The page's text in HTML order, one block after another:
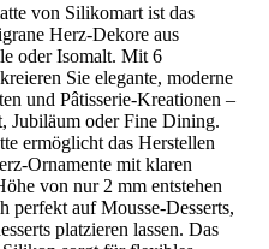
von Silikomart ist das
Herz-Dekore aus
oder Isomalt. Mit 6
Sie elegante, moderne
und Pâtisserie-Kreationen –
Jubiläum oder Fine Dining.
ermöglicht das Herstellen
Ornamente mit klaren
von nur 2 mm entstehen
perfekt auf Mousse-Desserts,
platzieren lassen. Das